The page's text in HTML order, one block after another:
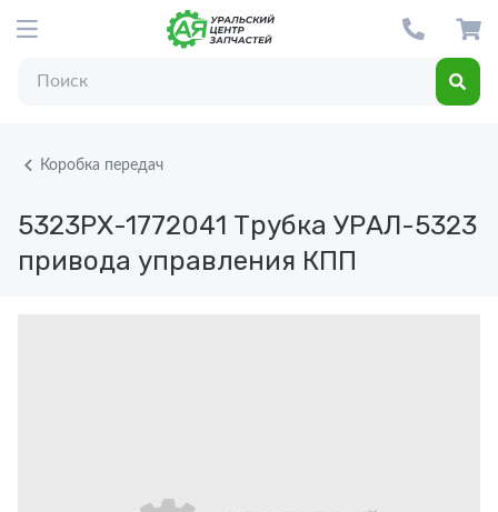
Коробка передач
5323РХ-1772041 Трубка УРАЛ-5323
привода управления КПП